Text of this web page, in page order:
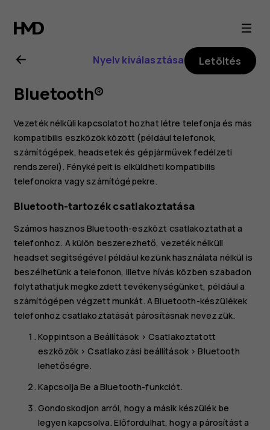
Nokia
8.1
felhasználói
kézikönyv
Nyelv kiválasztása Letöltés
Bluetooth®
Vezeték nélküli kapcsolatot hozhat létre telefonja és más
kompatibilis eszközök között (például telefonok,
számítógépek, headsetek és gépjárművek fedélzeti
rendszerei). Fényképeit is elküldheti kompatibilis
telefonokra vagy számítógépekre.
Bluetooth-tartozék csatlakoztatása
Számos hasznos Bluetooth-eszközt csatlakoztathat a
telefonhoz. A külön beszerezhető, vezeték nélküli
headset segítségével például kezünk használata nélkül is
beszélhetünk a telefonon, illetve hívás közben szabadon
folytathatjuk megkezdett tevékenységünket, például a
számítógépen végzett munkát. A Bluetooth-készülékek
telefonhoz csatlakoztatását párosításnak nevezzük.
Koppintson a Beállítások > Csatlakoztatott
eszközök >Csatlakozási beállítások>Bluetooth
lehetőségre.
KapcsoljaBe aBluetooth-funkciót.
Gondoskodjon arról, hogy a másik készülék be
legyen kapcsolva. Előfordulhat, hogy a párosítást a